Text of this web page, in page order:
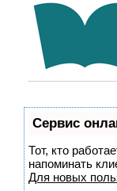
Сервис
Тот, кто
напоминать
Для новых